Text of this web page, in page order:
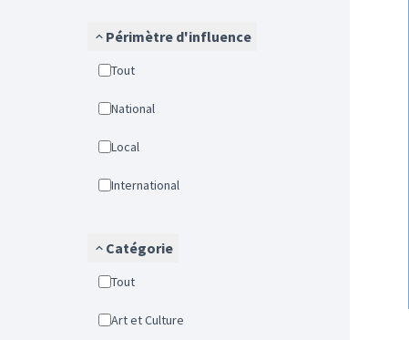
Périmètre d'influence
Tout
National
Local
International
Catégorie
Tout
Art et Culture